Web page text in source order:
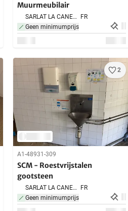
Muurmeubilair
SARLAT LA CANEDA,
FR
Geen minimumprijs
2
A1-48931-309
SCM - Roestvrijstalen
gootsteen
SARLAT LA CANEDA,
FR
Geen minimumprijs